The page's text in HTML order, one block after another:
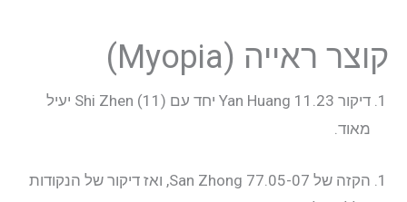
קוצר ראייה (Myopia)
דיקור 11.23 Yan Huang יחד עם Shi Zhen (11) יעיל
מאוד.
הקזה של 77.05-07 San Zhong, ואז דיקור של הנקודות